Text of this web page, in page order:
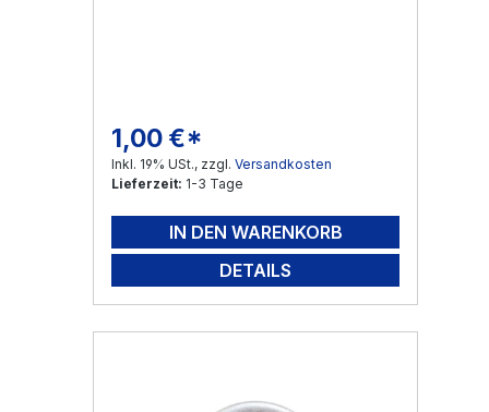
Regulärer Preis:
1,00 €*
Inkl. 19% USt., zzgl. Versandkosten
Lieferzeit: 1-3 Tage
IN DEN WARENKORB
DETAILS